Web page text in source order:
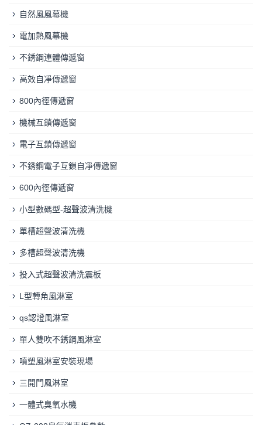
自然風風幕機
電加熱風幕機
不銹鋼連體傳遞窗
高效自凈傳遞窗
800內徑傳遞窗
機械互鎖傳遞窗
電子互鎖傳遞窗
不銹鋼電子互鎖自凈傳遞窗
600內徑傳遞窗
小型數碼型-超聲波清洗機
單槽超聲波清洗機
多槽超聲波清洗機
投入式超聲波清洗震板
L型轉角風淋室
qs認證風淋室
單人雙吹不銹鋼風淋室
噴塑風淋室安裝現場
三開門風淋室
一體式臭氧水機